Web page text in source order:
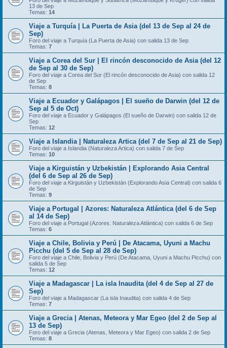
13 de Sep
Temas: 14
Viaje a Turquía | La Puerta de Asia (del 13 de Sep al 24 de
Sep)
Foro del viaje a Turquía (La Puerta de Asia) con salida 13 de Sep
Temas: 7
Viaje a Corea del Sur | El rincón desconocido de Asia (del 12
de Sep al 30 de Sep)
Foro del viaje a Corea del Sur (El rincón desconocido de Asia) con salida 12
de Sep
Temas: 8
Viaje a Ecuador y Galápagos | El sueño de Darwin (del 12 de
Sep al 5 de Oct)
Foro del viaje a Ecuador y Galápagos (El sueño de Darwin) con salida 12 de
Sep
Temas: 12
Viaje a Islandia | Naturaleza Artica (del 7 de Sep al 21 de Sep)
Foro del viaje a Islandia (Naturaleza Artica) con salida 7 de Sep
Temas: 10
Viaje a Kirguistán y Uzbekistán | Explorando Asia Central
(del 6 de Sep al 26 de Sep)
Foro del viaje a Kirguistán y Uzbekistán (Explorando Asia Central) con salida 6
de Sep
Temas: 9
Viaje a Portugal | Azores: Naturaleza Atlántica (del 6 de Sep
al 14 de Sep)
Foro del viaje a Portugal (Azores: Naturaleza Atlántica) con salida 6 de Sep
Temas: 6
Viaje a Chile, Bolivia y Perú | De Atacama, Uyuni a Machu
Picchu (del 5 de Sep al 28 de Sep)
Foro del viaje a Chile, Bolivia y Perú (De Atacama, Uyuni a Machu Picchu) con
salida 5 de Sep
Temas: 12
Viaje a Madagascar | La isla Inaudita (del 4 de Sep al 27 de
Sep)
Foro del viaje a Madagascar (La isla Inaudita) con salida 4 de Sep
Temas: 7
Viaje a Grecia | Atenas, Meteora y Mar Egeo (del 2 de Sep al
13 de Sep)
Foro del viaje a Grecia (Atenas, Meteora y Mar Egeo) con salida 2 de Sep
Temas: 8